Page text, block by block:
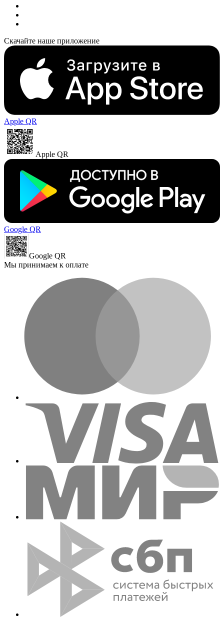
Скачайте наше приложение
Apple QR
Apple QR
Google QR
Google QR
Мы принимаем к оплате